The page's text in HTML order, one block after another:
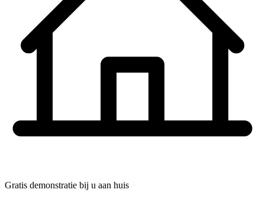
Gratis demonstratie bij u aan huis